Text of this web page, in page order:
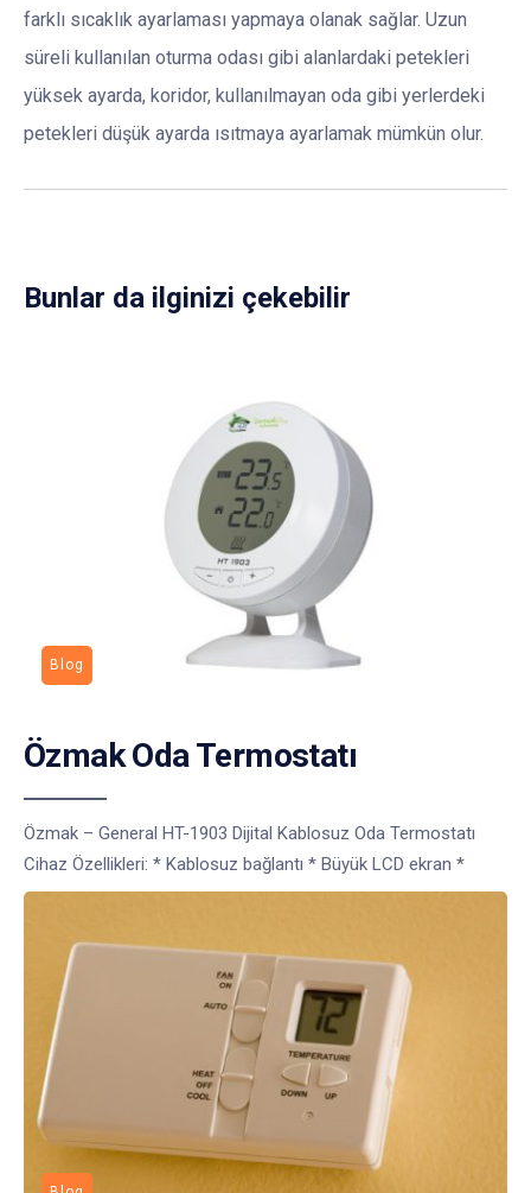
farklı sıcaklık ayarlaması yapmaya olanak sağlar. Uzun
süreli kullanılan oturma odası gibi alanlardaki petekleri
yüksek ayarda, koridor, kullanılmayan oda gibi yerlerdeki
petekleri düşük ayarda ısıtmaya ayarlamak mümkün olur.
Bunlar da ilginizi çekebilir
Blog
Özmak Oda Termostatı
Özmak – General HT-1903 Dijital Kablosuz Oda Termostatı
Cihaz Özellikleri: * Kablosuz bağlantı * Büyük LCD ekran *